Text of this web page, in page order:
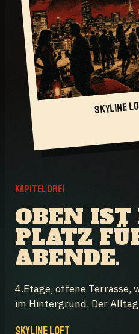
SKYLINE
KAPITEL DREI
OBEN IST
PLATZ
ABENDE.
4.Etage, offene Terrasse,
im Hintergrund. Der
SKYLINE LOFT